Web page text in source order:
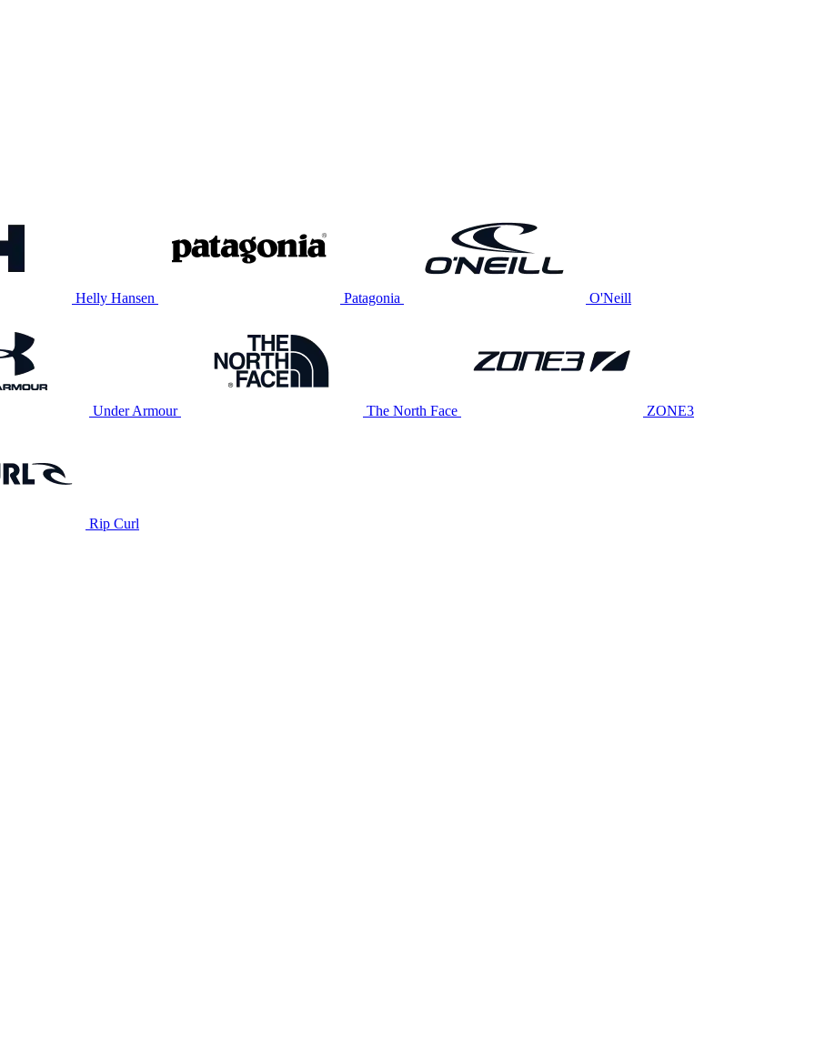
Helly Hansen Patagonia O'Neill
Under Armour The North Face ZONE3
Rip Curl